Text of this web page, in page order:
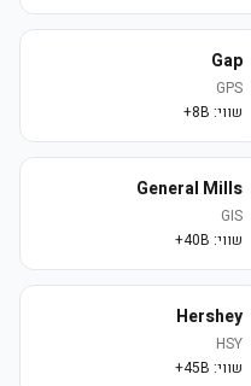
Gap
GPS
שווי: 8B+
General Mills
GIS
שווי: 40B+
Hershey
HSY
שווי: 45B+